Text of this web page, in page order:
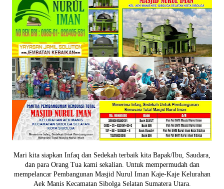
Mari kita siapkan Infaq dan Sedekah terbaik kita Bapak/Ibu, Saudara,
dan para Orang Tua kami sekalian. Untuk mempermudah dan
mempelancar Pembangunan Masjid Nurul Iman Kaje-Kaje Kelurahan
Aek Manis Kecamatan Sibolga Selatan Sumatera Utara.